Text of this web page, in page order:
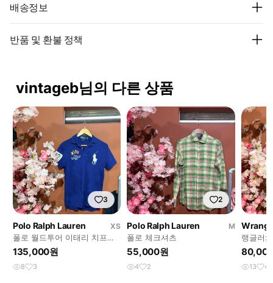
배송정보
반품 및 환불 정책
vintageb님의 다른 상품
3
Polo Ralph Lauren
XS
폴로 월드투어 이태리 치프키
프 PK반팔
135,000원
8 3
2
Polo Ralph Lauren
M
폴로 체크셔츠
55,000원
4 2
랭글러
13 4